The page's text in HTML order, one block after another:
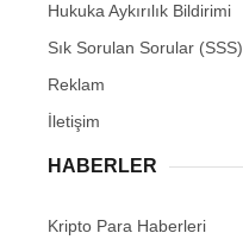
Hukuka Aykırılık Bildirimi
Sık Sorulan Sorular (SSS)
Reklam
İletişim
HABERLER
Kripto Para Haberleri